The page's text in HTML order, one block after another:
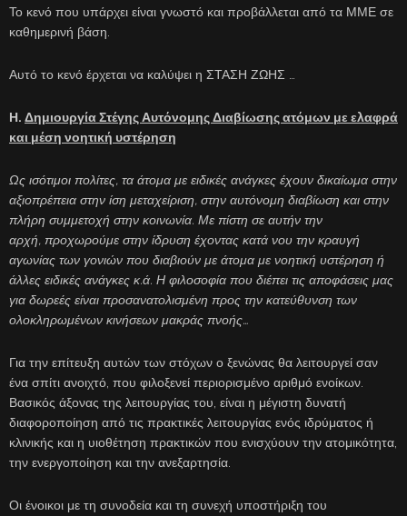
Το κενό που υπάρχει είναι γνωστό και προβάλλεται από τα ΜΜΕ σε
καθημερινή βάση.
Αυτό το κενό έρχεται να καλύψει η ΣΤΑΣΗ ΖΩΗΣ …
Η. ΔημιουργίαΣτέγης Αυτόνομης Διαβίωσης ατόμων με ελαφρά
και μέση νοητική υστέρηση
Ως ισότιμοι πολίτες, τα άτομα με ειδικές ανάγκες έχουν δικαίωμα στην
αξιοπρέπεια στην ίση μεταχείριση, στην αυτόνομη διαβίωση και στην
πλήρη συμμετοχή στην κοινωνία. Με πίστη σε αυτήν την
αρχή, προχωρούμε στην ίδρυση έχοντας κατά νου την κραυγή
αγωνίας των γονιών που διαβιούν με άτομα με νοητική υστέρηση ή
άλλες ειδικές ανάγκες κ.ά. Η φιλοσοφία που διέπει τις αποφάσεις μας
για δωρεές είναι προσανατολισμένη προς την κατεύθυνση των
ολοκληρωμένων κινήσεων μακράς πνοής…
Για την επίτευξη αυτών των στόχων ο ξενώνας θα λειτουργεί σαν
ένα σπίτι ανοιχτό, που φιλοξενεί περιορισμένο αριθμό ενοίκων.
Βασικός άξονας της λειτουργίας του, είναι η μέγιστη δυνατή
διαφοροποίηση από τις πρακτικές λειτουργίας ενός ιδρύματος ή
κλινικής και η υιοθέτηση πρακτικών που ενισχύουν την ατομικότητα,
την ενεργοποίηση και την ανεξαρτησία.
Οι ένοικοι με τη συνοδεία και τη συνεχή υποστήριξη του